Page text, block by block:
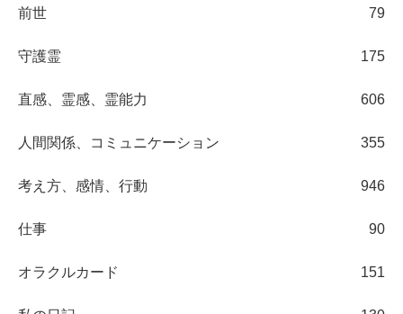
前世 79
守護霊 175
直感、霊感、霊能力 606
人間関係、コミュニケーション 355
考え方、感情、行動 946
仕事 90
オラクルカード 151